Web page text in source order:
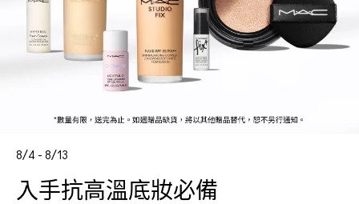
8/4 - 8/13
入手抗高溫底妝必備